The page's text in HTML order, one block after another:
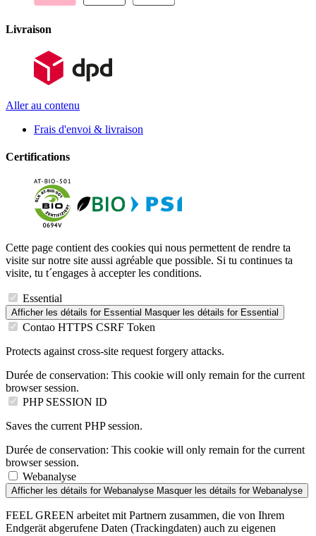
Livraison
Aller au contenu
Frais d'envoi & livraison
Certifications
Cette page contient des cookies qui nous permettent de rendre ta
visite sur notre site aussi agréable que possible. Si tu continues ta
visite, tu t´engages à accepter les conditions.
Essential
Afficher les détails for Essential Masquer les détails for Essential
Contao HTTPS CSRF Token
Protects against cross-site request forgery attacks.
Durée de conservation: This cookie will only remain for the current
browser session.
PHP SESSION ID
Saves the current PHP session.
Durée de conservation: This cookie will only remain for the current
browser session.
Webanalyse
Afficher les détails for Webanalyse Masquer les détails for Webanalyse
FEEL GREEN arbeitet mit Partnern zusammen, die von Ihrem
Endgerät abgerufene Daten (Trackingdaten) auch zu eigenen